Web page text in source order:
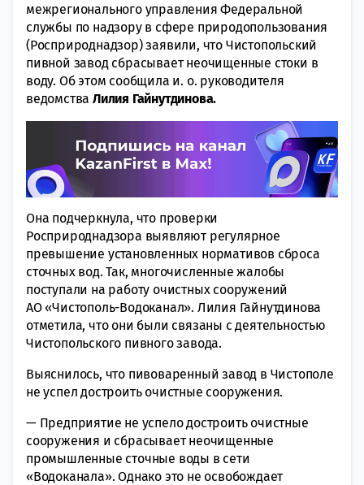
межрегионального управления Федеральной
службы по надзору в сфере природопользования
(Росприроднадзор) заявили, что Чистопольский
пивной завод сбрасывает неочищенные стоки в
воду. Об этом сообщила и. о. руководителя
ведомстваЛилия Гайнутдинова.
Она подчеркнула, что проверки
Росприроднадзора выявляют регулярное
превышение установленных нормативов сброса
сточных вод. Так, многочисленные жалобы
поступали на работу очистных сооружений
АО «Чистополь-Водоканал». Лилия Гайнутдинова
отметила, что они были связаны с деятельностью
Чистопольского пивного завода.
Выяснилось, что пивоваренный завод в Чистополе
не успел достроить очистные сооружения.
— Предприятие не успело достроить очистные
сооружения и сбрасывает неочищенные
промышленные сточные воды в сети
«Водоканала». Однако это не освобождает